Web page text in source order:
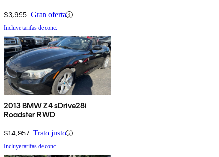
$3,995 Gran oferta
Incluye tarifas de conc.
2013 BMW Z4 sDrive28i
Roadster RWD
$14,957 Trato justo
Incluye tarifas de conc.